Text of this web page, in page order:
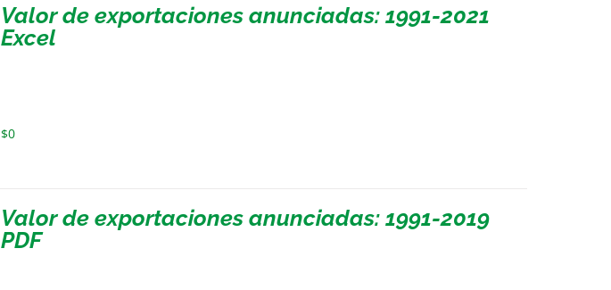
Valor de exportaciones anunciadas: 1991-2021
Excel
$0
Valor de exportaciones anunciadas: 1991-2019
PDF